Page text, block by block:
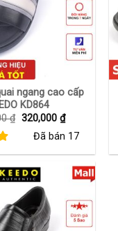
ngang cao cấp
KD864
₫ Giá
320,000 ₫Giá
hiện
tại
320,000 ₫.
Đã bán 17